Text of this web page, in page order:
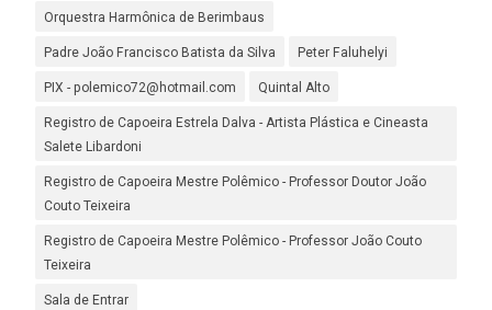
Orquestra Harmônica de Berimbaus
Padre João Francisco Batista da Silva Peter Faluhelyi
PIX - polemico72@hotmail.com Quintal Alto
Registro de Capoeira Estrela Dalva - Artista Plástica e Cineasta
Salete Libardoni
Registro de Capoeira Mestre Polêmico - Professor Doutor João
Couto Teixeira
Registro de Capoeira Mestre Polêmico - Professor João Couto
Teixeira
Sala de Entrar